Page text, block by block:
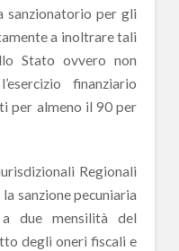
sanzionatorio per gli
a inoltrare tali
Stato ovvero non
finanziario
per almeno il 90 per
Regionali
sanzione pecuniaria
due mensilità del
degli oneri fiscali e